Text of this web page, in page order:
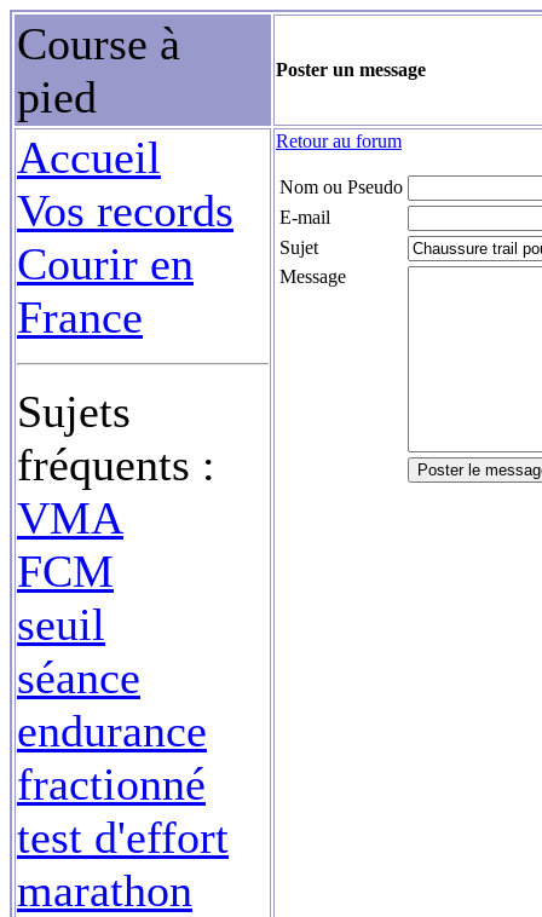
Course à
pied
Poster un message
Accueil
Vos records
Courir en
France
Sujets
fréquents :
VMA
FCM
seuil
séance
endurance
fractionné
test d'effort
marathon
Retour au forum
Nom ou Pseudo
E-mail
Sujet
Message